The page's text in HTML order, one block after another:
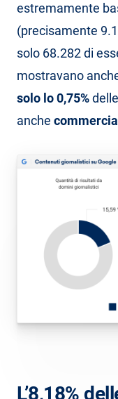
estremamente
(precisamente
solo 68.282 di
mostravano
solo lo 0,75%
anche
L’8,18%